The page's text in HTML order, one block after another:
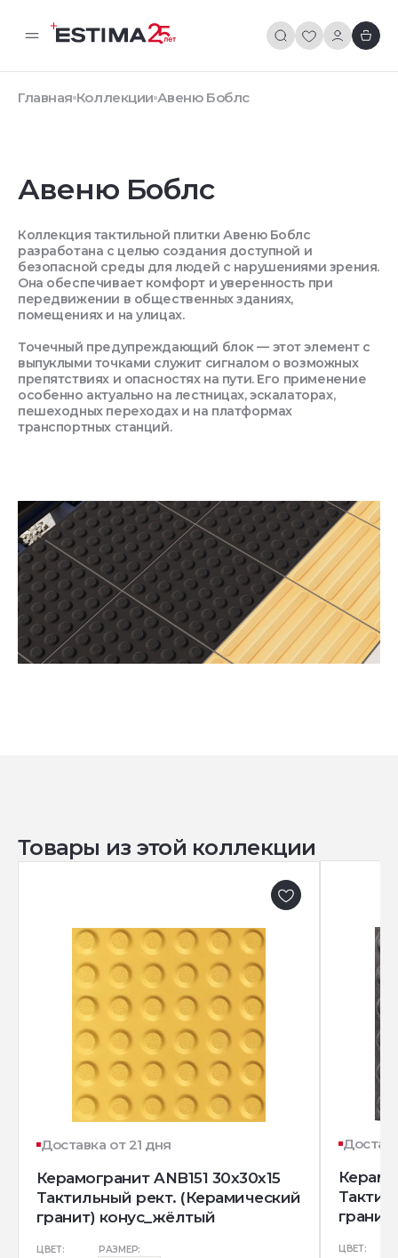
Главная Коллекции Авеню Боблс
Авеню Боблс
Коллекция тактильной плитки Авеню Боблс
разработана с целью создания доступной и
безопасной среды для людей с нарушениями зрения.
Она обеспечивает комфорт и уверенность при
передвижении в общественных зданиях,
помещениях и на улицах.
Точечный предупреждающий блок — этот элемент с
выпуклыми точками служит сигналом о возможных
препятствиях и опасностях на пути. Его применение
особенно актуально на лестницах, эскалаторах,
пешеходных переходах и на платформах
транспортных станций.
Товары из этой коллекции
Доставка от 21 дня
Керамогранит ANB151 30x30x15
Тактильный рект. (Керамический
гранит) конус_жёлтый
ЦВЕТ: РАЗМЕР: ЦВЕТ: